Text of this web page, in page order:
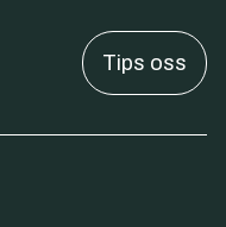
Tips oss